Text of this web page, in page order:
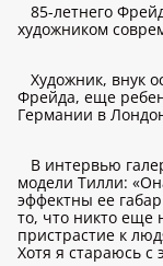
85-летнего
художником
Художник, внук
Фрейда, еще
Германии в
В интервью
модели Тилли:
эффектны ее
то, что никто еще
пристрастие к
Хотя я стараюсь